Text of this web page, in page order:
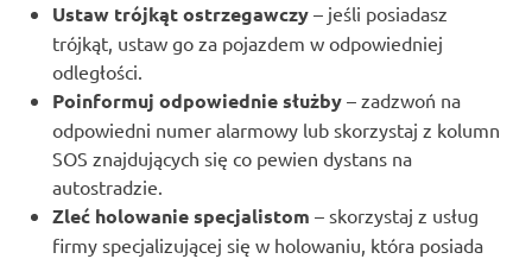
Ustaw trójkąt ostrzegawczy – jeśli posiadasz
trójkąt, ustaw go za pojazdem w odpowiedniej
odległości.
Poinformuj odpowiednie służby – zadzwoń na
odpowiedni numer alarmowy lub skorzystaj z kolumn
SOS znajdujących się co pewien dystans na
autostradzie.
Zleć holowanie specjalistom – skorzystaj z usług
firmy specjalizującej się w holowaniu, która posiada